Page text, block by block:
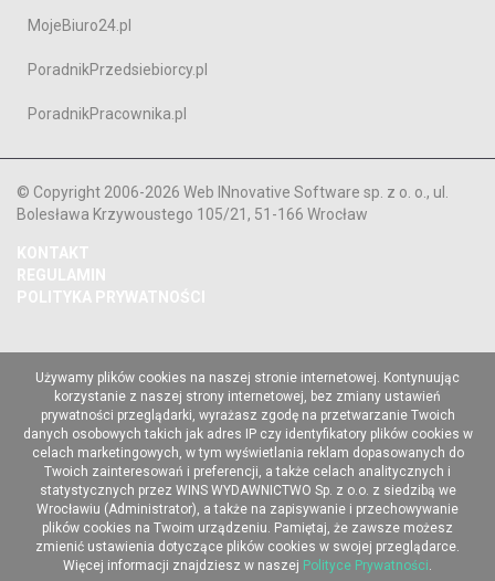
MojeBiuro24.pl
PoradnikPrzedsiebiorcy.pl
PoradnikPracownika.pl
© Copyright 2006-2026 Web INnovative Software sp. z o. o., ul.
Bolesława Krzywoustego 105/21, 51-166 Wrocław
KONTAKT
REGULAMIN
POLITYKA PRYWATNOŚCI
Używamy plików cookies na naszej stronie internetowej. Kontynuując
korzystanie z naszej strony internetowej, bez zmiany ustawień
prywatności przeglądarki, wyrażasz zgodę na przetwarzanie Twoich
danych osobowych takich jak adres IP czy identyfikatory plików cookies w
celach marketingowych, w tym wyświetlania reklam dopasowanych do
Twoich zainteresowań i preferencji, a także celach analitycznych i
statystycznych przez WINS WYDAWNICTWO Sp. z o.o. z siedzibą we
Wrocławiu (Administrator), a także na zapisywanie i przechowywanie
plików cookies na Twoim urządzeniu. Pamiętaj, że zawsze możesz
zmienić ustawienia dotyczące plików cookies w swojej przeglądarce.
Więcej informacji znajdziesz w naszej Polityce Prywatności.